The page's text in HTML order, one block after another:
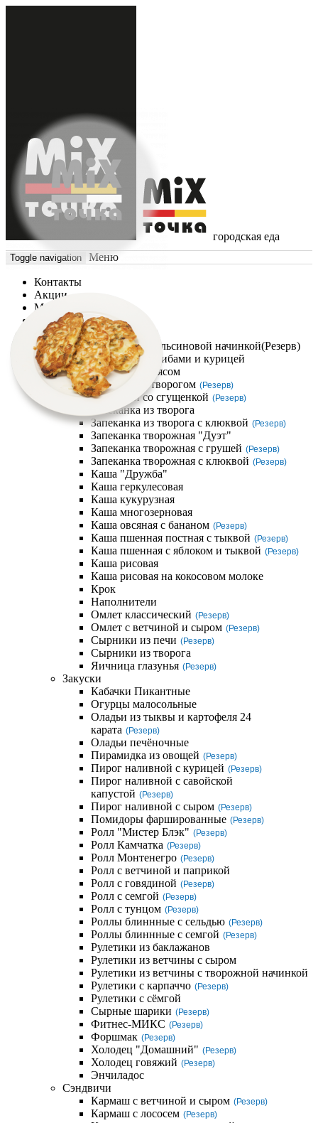
городская еда
Toggle navigation Меню
Контакты
Акции
Меню
Компания
Завтраки
Блинчик с апельсиновой начинкой(Резерв)
Блинчики с грибами и курицей
Блинчики с мясом
Блинчики с творогом (Резерв)
Блинчики со сгущенкой (Резерв)
Запеканка из творога
Запеканка из творога с клюквой (Резерв)
Запеканка творожная "Дуэт"
Запеканка творожная с грушей (Резерв)
Запеканка творожная с клюквой (Резерв)
Каша "Дружба"
Каша геркулесовая
Каша кукурузная
Каша многозерновая
Каша овсяная с бананом (Резерв)
Каша пшенная постная с тыквой (Резерв)
Каша пшенная с яблоком и тыквой (Резерв)
Каша рисовая
Каша рисовая на кокосовом молоке
Крок
Наполнители
Омлет классический (Резерв)
Омлет с ветчиной и сыром (Резерв)
Сырники из печи (Резерв)
Сырники из творога
Яичница глазунья (Резерв)
Закуски
Кабачки Пикантные
Огурцы малосольные
Оладьи из тыквы и картофеля 24
карата (Резерв)
Оладьи печёночные
Пирамидка из овощей (Резерв)
Пирог наливной с курицей (Резерв)
Пирог наливной с савойской
капустой (Резерв)
Пирог наливной с сыром (Резерв)
Помидоры фаршированные (Резерв)
Ролл "Мистер Блэк" (Резерв)
Ролл Камчатка (Резерв)
Ролл Монтенегро (Резерв)
Ролл с ветчиной и паприкой
Ролл с говядиной (Резерв)
Ролл с семгой (Резерв)
Ролл с тунцом (Резерв)
Роллы блиннные с сельдью (Резерв)
Роллы блиннные с семгой (Резерв)
Рулетики из баклажанов
Рулетики из ветчины с сыром
Рулетики из ветчины с творожной начинкой
Рулетики с карпаччо (Резерв)
Рулетики с сёмгой
Сырные шарики (Резерв)
Фитнес-МИКС (Резерв)
Форшмак (Резерв)
Холодец "Домашний" (Резерв)
Холодец говяжий (Резерв)
Энчиладос
Сэндвичи
Кармаш с ветчиной и сыром (Резерв)
Кармаш с лососем (Резерв)